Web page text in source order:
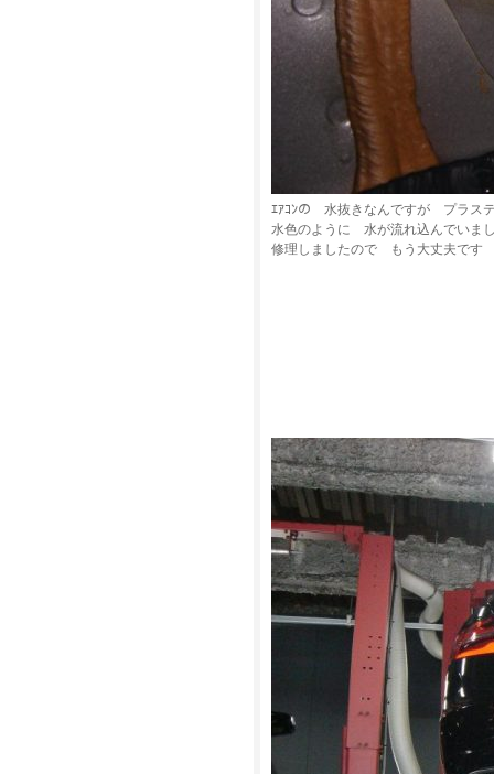
ｴｱｺﾝの 水抜きなんですが プラス
水色のように 水が流れ込んでいま
修理しましたので もう大丈夫です